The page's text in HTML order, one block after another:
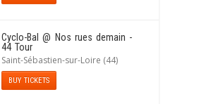
Cyclo-Bal @ Nos rues demain -
44 Tour
Saint-Sébastien-sur-Loire (44)
BUY TICKETS